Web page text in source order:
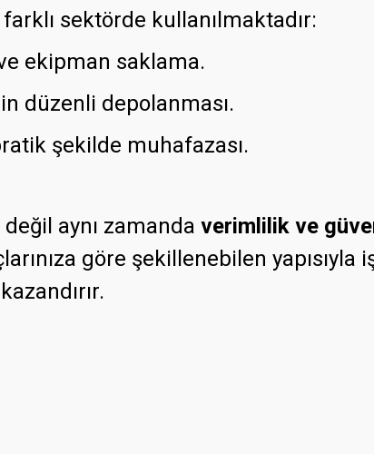
sektörde kullanılmaktadır:
ekipman saklama.
düzenli depolanması.
şekilde muhafazası.
aynı zamanda verimlilik ve
göre şekillenebilen yapısıyla iş